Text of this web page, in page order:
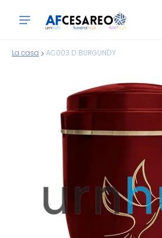
La casa AC003 D BURGUNDY